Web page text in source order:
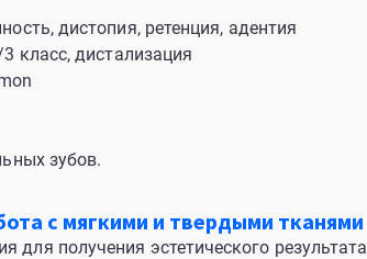
дистопия, ретенция, адентия
класс, дистализация
зубов.
с мягкими и твердыми тканями
получения эстетического результата